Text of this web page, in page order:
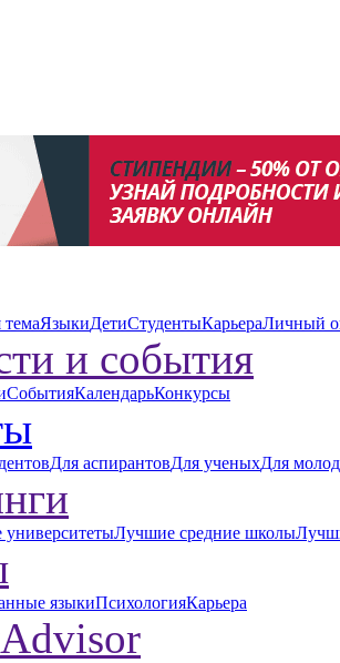
темаЯзыкиДетиСтудентыКарьераЛичный
и события
СобытияКалендарьКонкурсы
Для аспирантовДля ученыхДля
Лучшие средние школы
языкиПсихологияКарьера